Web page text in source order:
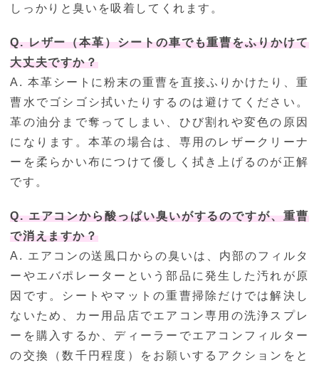
しっかりと臭いを吸着してくれます。
Q. レザー（本革）シートの車でも重曹をふりかけて
大丈夫ですか？
A. 本革シートに粉末の重曹を直接ふりかけたり、重
曹水でゴシゴシ拭いたりするのは避けてください。
革の油分まで奪ってしまい、ひび割れや変色の原因
になります。本革の場合は、専用のレザークリーナ
ーを柔らかい布につけて優しく拭き上げるのが正解
です。
Q. エアコンから酸っぱい臭いがするのですが、重曹
で消えますか？
A. エアコンの送風口からの臭いは、内部のフィルタ
ーやエバポレーターという部品に発生した汚れが原
因です。シートやマットの重曹掃除だけでは解決し
ないため、カー用品店でエアコン専用の洗浄スプレ
ーを購入するか、ディーラーでエアコンフィルター
の交換（数千円程度）をお願いするアクションをと